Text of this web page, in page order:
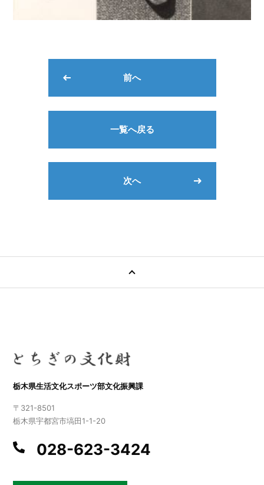
前へ
一覧へ戻る
次へ
栃木県生活文化スポーツ部文化振興課
〒321-8501
栃木県宇都宮市塙田1-1-20
028-623-3424